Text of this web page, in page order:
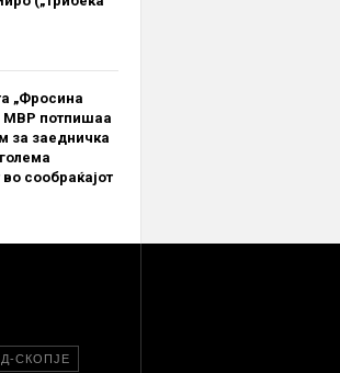
„Фросина
МВР потпишаа
за заедничка
сообраќајот
СКОПЈЕ